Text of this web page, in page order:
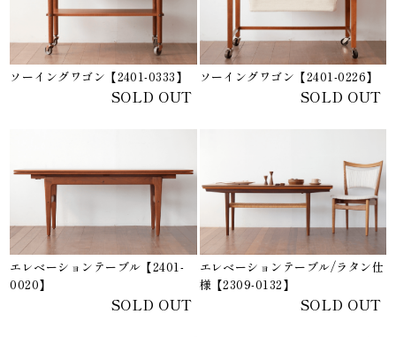
ソーイングワゴン【2401-0333】
SOLD OUT
ソーイングワゴン【2401-0226】
SOLD OUT
エレベーションテーブル【2401-
0020】
SOLD OUT
エレベーションテーブル/ラタン仕
様【2309-0132】
SOLD OUT